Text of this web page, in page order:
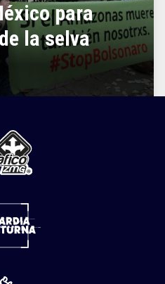
para
la selva